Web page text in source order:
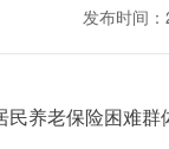
发布时间
养老保险困难